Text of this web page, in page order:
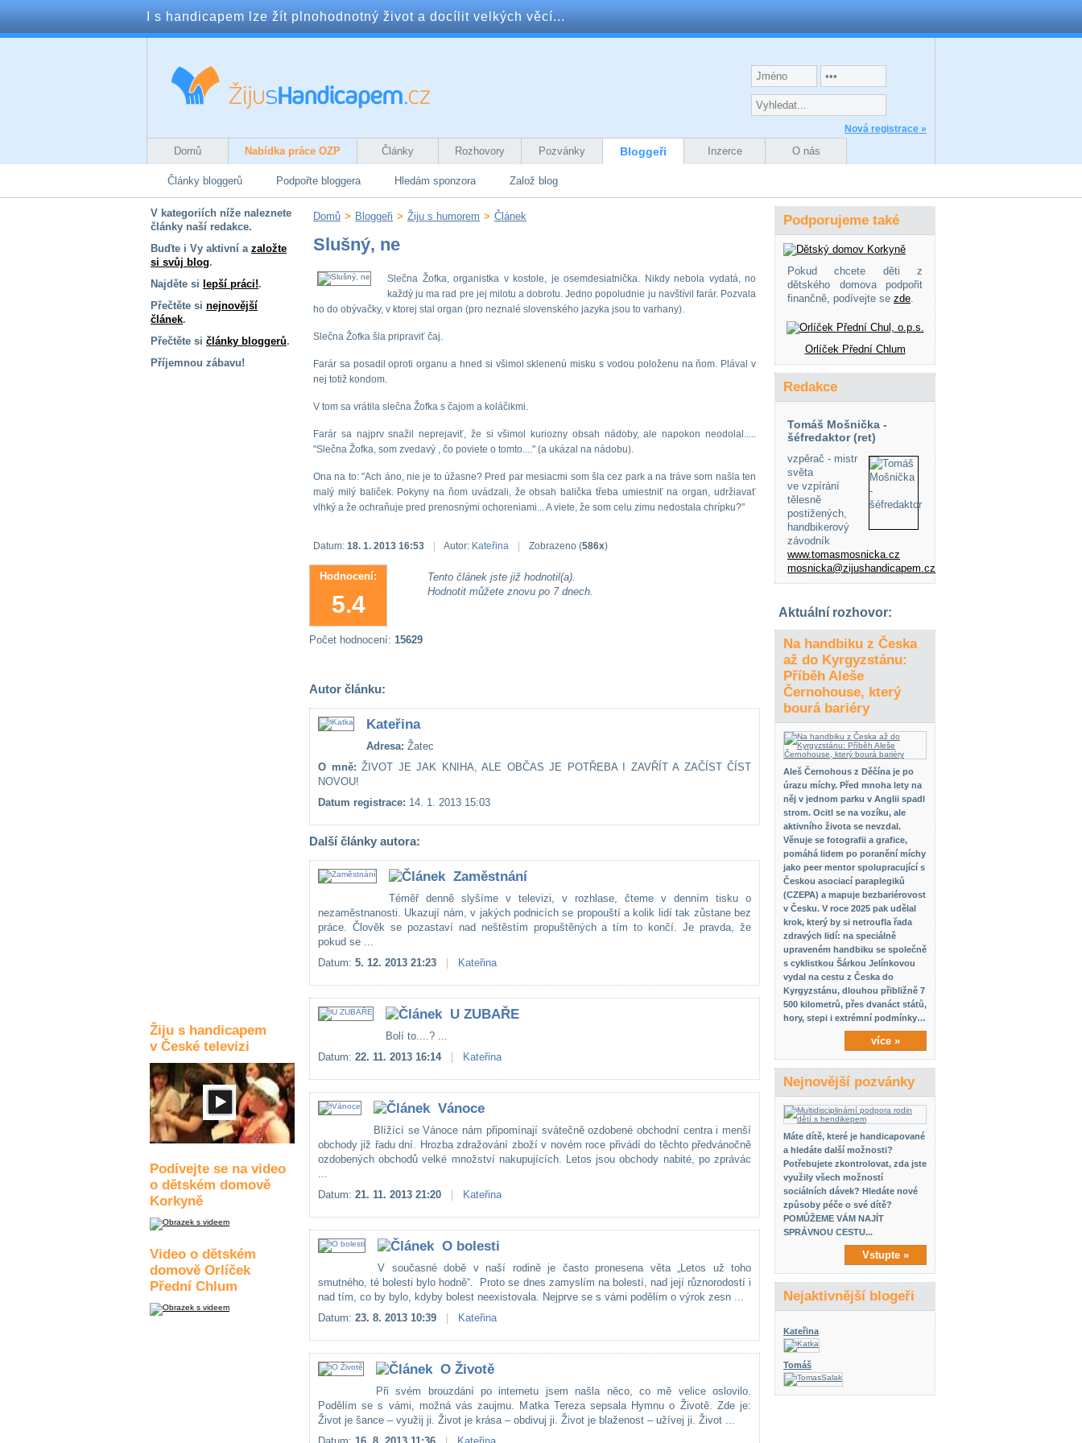
I s handicapem lze žít plnohodnotný život a docílit velkých věcí...
Nová registrace »
Domů Nabídka práce OZP Články Rozhovory Pozvánky Bloggeři Inzerce O nás
Články bloggerů Podpořte bloggera Hledám sponzora Založ blog
V kategoriích níže naleznete
články naší redakce.
Buďte i Vy aktivní a založte
si svůj blog.
Najděte si lepší práci!.
Přečtěte si nejnovější
článek.
Přečtěte si články bloggerů.
Příjemnou zábavu!
Žiju s handicapem
v České televizi
Podívejte se na video
o dětském domově
Korkyně
Video o dětském
domově Orlíček
Přední Chlum
Domů > Bloggeři > Žiju s humorem > Článek
Slušný, ne
Slečna Žofka, organistka v kostole, je osemdesiatnička. Nikdy nebola vydatá, no
každý ju ma rad pre jej milotu a dobrotu. Jedno popoludnie ju navštívil farár. Pozvala
ho do obývačky, v ktorej stal organ (pro neznalé slovenského jazyka jsou to varhany).
Slečna Žofka šla pripraviť čaj.
Farár sa posadil oproti organu a hned si všimol sklenenú misku s vodou položenu na ňom. Plával v
nej totiž kondom.
V tom sa vrátila slečna Žofka s čajom a koláčikmi.
Farár sa najprv snažil neprejaviť, že si všimol kuriozny obsah nádoby, ale napokon neodolal.....
"Slečna Žofka, som zvedavý , čo poviete o tomto...." (a ukázal na nádobu).
Ona na to: "Ach áno, nie je to úžasne? Pred par mesiacmi som šla cez park a na tráve som našla ten
malý milý baliček. Pokyny na ňom uvádzali, že obsah balička třeba umiestniť na organ, udržiavať
vlhký a že ochraňuje pred prenosnými ochoreniami... A viete, že som celu zimu nedostala chrípku?"
Datum: 18. 1. 2013 16:53 Autor: Kateřina Zobrazeno (586x)
Hodnocení:
5.4
Tento článek jste již hodnotil(a).
Hodnotit můžete znovu po 7 dnech.
Počet hodnocení: 15629
Autor článku:
Kateřina
Adresa: Žatec
O mně: ŽIVOT JE JAK KNIHA, ALE OBČAS JE POTŘEBA I ZAVŘÍT A ZAČÍST ČÍST
NOVOU!
Datum registrace: 14. 1. 2013 15:03
Další články autora:
Zaměstnání
Téměř denně slyšíme v televizi, v rozhlase, čteme v denním tisku o
nezaměstnanosti. Ukazují nám, v jakých podnicích se propouští a kolik lidí tak zůstane bez
práce. Člověk se pozastaví nad neštěstím propuštěných a tím to končí. Je pravda, že
pokud se ...
Datum: 5. 12. 2013 21:23 Kateřina
U ZUBAŘE
Bolí to....? ...
Datum: 22. 11. 2013 16:14 Kateřina
Vánoce
Blížící se Vánoce nám připomínají svátečně ozdobené obchodní centra i menší
obchody již řadu dní. Hrozba zdražování zboží v novém roce přivádí do těchto předvánočně
ozdobených obchodů velké množství nakupujících. Letos jsou obchody nabité, po zprávác
...
Datum: 21. 11. 2013 21:20 Kateřina
O bolesti
V současné době v naší rodině je často pronesena věta „Letos už toho
smutného, té bolesti bylo hodně“. Proto se dnes zamyslím na bolestí, nad její různorodostí i
nad tím, co by bylo, kdyby bolest neexistovala. Nejprve se s vámi podělím o výrok zesn ...
Datum: 23. 8. 2013 10:39 Kateřina
O Životě
Při svém brouzdání po internetu jsem našla něco, co mě velice oslovilo.
Podělím se s vámi, možná vás zaujmu. Matka Tereza sepsala Hymnu o Životě. Zde je:
Život je šance – využij ji. Život je krása – obdivuj ji. Život je blaženost – užívej ji. Život ...
Podporujeme také
Pokud chcete děti z
dětského domova podpořit
finančně, podívejte se zde.
Orlíček Přední Chlum
Redakce
Tomáš Mošnička -
šéfredaktor (ret)
vzpěrač - mistr
světa
ve vzpírání
tělesně
postižených,
handbikerový
závodník
www.tomasmosnicka.cz
mosnicka@zijushandicapem.cz
Aktuální rozhovor:
Na handbiku z Česka
až do Kyrgyzstánu:
Příběh Aleše
Černohouse, který
bourá bariéry
Aleš Černohous z Děčína je po
úrazu míchy. Před mnoha lety na
něj v jednom parku v Anglii spadl
strom. Ocitl se na vozíku, ale
aktivního života se nevzdal.
Věnuje se fotografii a grafice,
pomáhá lidem po poranění míchy
jako peer mentor spolupracující s
Českou asociací paraplegiků
(CZEPA) a mapuje bezbariérovost
v Česku. V roce 2025 pak udělal
krok, který by si netroufla řada
zdravých lidí: na speciálně
upraveném handbiku se společně
s cyklistkou Šárkou Jelínkovou
vydal na cestu z Česka do
Kyrgyzstánu, dlouhou přibližně 7
500 kilometrů, přes dvanáct států,
hory, stepi i extrémní podmínky…
více »
Nejnovější pozvánky
Máte dítě, které je handicapované
a hledáte další možnosti?
Potřebujete zkontrolovat, zda jste
využily všech možností
sociálních dávek? Hledáte nové
způsoby péče o své dítě?
POMŮŽEME VÁM NAJÍT
SPRÁVNOU CESTU...
Vstupte »
Nejaktivnější blogeři
Kateřina
Tomáš